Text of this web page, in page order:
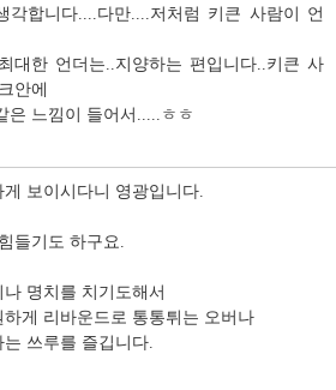
각합니다....다만....저처럼 키큰 사람이 언
대한 언더는..지양하는 편입니다..키큰 사
안에
은 느낌이 들어서.....ㅎㅎ
보이시다니 영광입니다.
들기도 하구요.
명치를 치기도해서
게 리바운드로 통통튀는 오버나
쓰루를 즐깁니다.